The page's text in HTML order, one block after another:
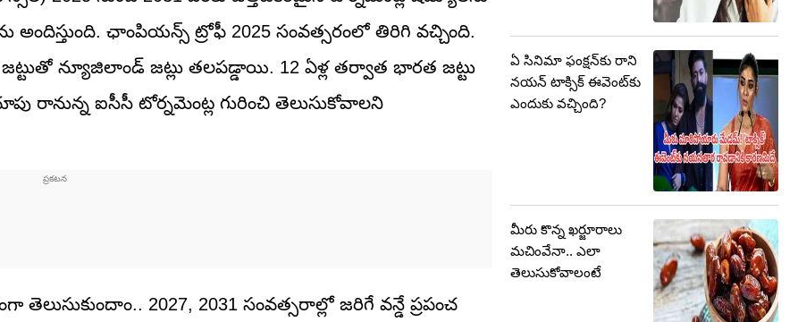
అందిస్తుంది. ఛాంపియన్స్ ట్రోఫీ 2025 సంవత్సరంలో తిరిగి వచ్చింది.
న్యూజిలాండ్ జట్లు తలపడ్డాయి. 12 ఏళ్ల తర్వాత భారత జట్టు
రానున్న ఐసీసీ టోర్నమెంట్ల గురించి తెలుసుకోవాలని
2027, 2031 సంవత్సరాల్లో జరిగే వన్డే ప్రపంచ
ఏ సినిమా ఫంక్షన్‌కు రాని
నయన్ టాక్సిక్ ఈవెంట్‌కు
ఎందుకు వచ్చింది?
మీరు కొన్న ఖర్జూరాలు
మచింవేనా.. ఎలా
తెలుసుకోవాలంటే